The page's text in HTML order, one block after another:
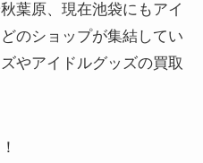
葉原、現在池袋にもアイ
のショップが集結してい
やアイドルグッズの買取